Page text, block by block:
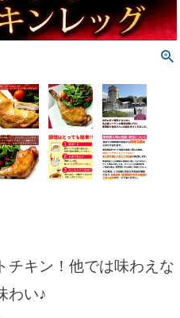
チキン！他では味わえな
わい♪